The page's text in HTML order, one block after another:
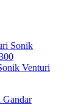
Venturi